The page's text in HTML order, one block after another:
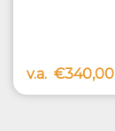
v.a. €340,00